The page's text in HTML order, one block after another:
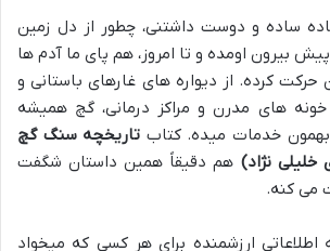
ساده و دوست داشتنی، چطور از دل زمین
بیرون اومده و تا امروز، هم پای ما آدم ها
حرکت کرده. از دیواره های غارهای باستانی و
خونه های مدرن و مراکز درمانی، گچ همیشه
خدمات میده. کتاب تاریخچه سنگ گچ
نژاد) هم دقیقاً همین داستان شگفت
می کنه.
ارزشمنده برای هر کسی که میخواد